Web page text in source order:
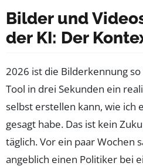
Bilder und
der KI: Der
2026 ist die Bilderkennung
Tool in drei Sekunden ein
selbst erstellen kann, wie ich
gesagt habe. Das ist kein
täglich. Vor ein paar Wochen
angeblich einen Politiker bei